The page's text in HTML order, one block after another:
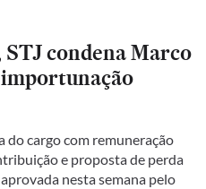
condena Marco
do cargo com remuneração
e proposta de perda
nesta semana pelo